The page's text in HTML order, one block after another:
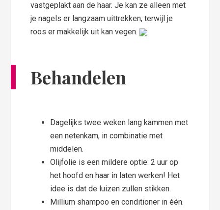
vastgeplakt aan de haar. Je kan ze alleen met
je nagels er langzaam uittrekken, terwijl je
roos er makkelijk uit kan vegen.
Behandelen
Dagelijks twee weken lang kammen met
een netenkam, in combinatie met
middelen.
Olijfolie is een mildere optie: 2 uur op
het hoofd en haar in laten werken! Het
idee is dat de luizen zullen stikken.
Millium shampoo en conditioner in één.